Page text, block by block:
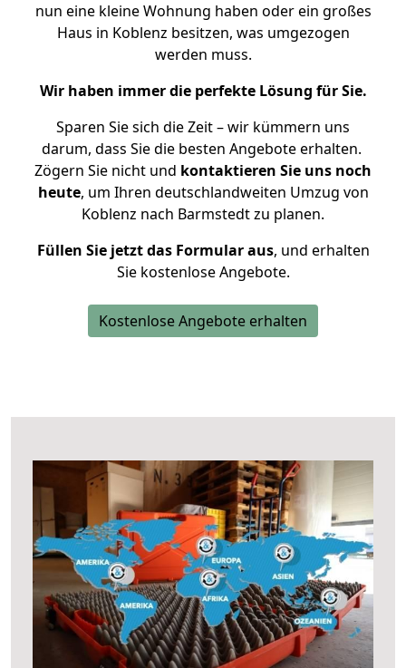
nun eine kleine Wohnung haben oder ein großes
Haus in Koblenz besitzen, was umgezogen
werden muss.
Wir haben immer die perfekte Lösung für Sie.
Sparen Sie sich die Zeit – wir kümmern uns
darum, dass Sie die besten Angebote erhalten.
Zögern Sie nicht und kontaktieren Sie uns noch
heute, um Ihren deutschlandweiten Umzug von
Koblenz nach Barmstedt zu planen.
Füllen Sie jetzt das Formular aus, und erhalten
Sie kostenlose Angebote.
Kostenlose Angebote erhalten